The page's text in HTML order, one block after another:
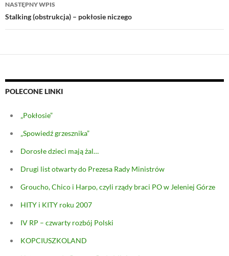
NASTĘPNY WPIS
Stalking (obstrukcja) – pokłosie niczego
POLECONE LINKI
„Pokłosie”
„Spowiedź grzesznika”
Dorosłe dzieci mają żal…
Drugi list otwarty do Prezesa Rady Ministrów
Groucho, Chico i Harpo, czyli rządy braci PO w Jeleniej Górze
HITY i KITY roku 2007
IV RP – czwarty rozbój Polski
KOPCIUSZKOLAND